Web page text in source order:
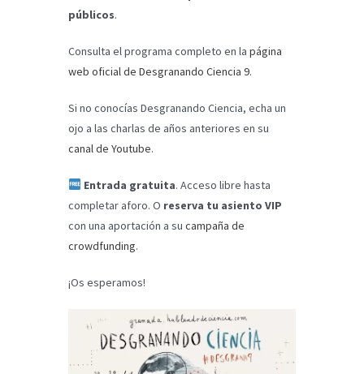
públicos.
Consulta el programa completo en la página
web oficial de Desgranando Ciencia 9.
Si no conocías Desgranando Ciencia, echa un
ojo a las charlas de años anteriores en su
canal de Youtube.
Entrada gratuita. Acceso libre hasta
completar aforo. O reserva tu asiento VIP
con una aportación a su campaña de
crowdfunding.
¡Os esperamos!